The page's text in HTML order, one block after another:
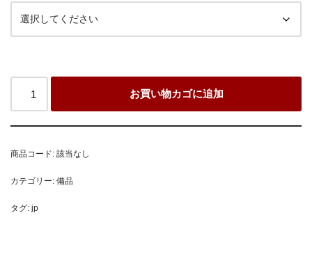
お買い物カゴに追加
商品コード: 該当なし
カテゴリー: 備品
タグ: jp